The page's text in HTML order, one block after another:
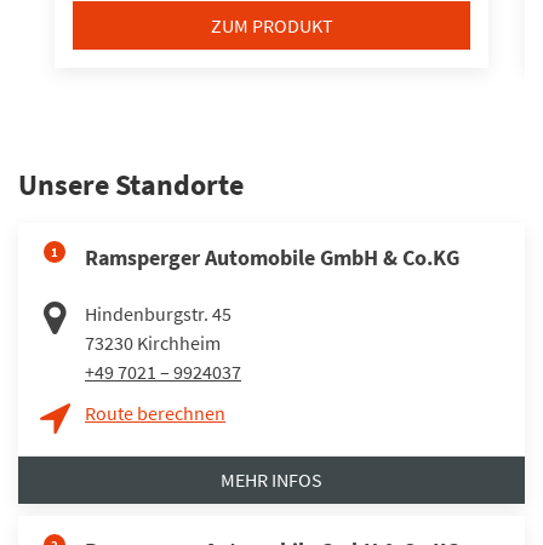
ZUM PRODUKT
Unsere Standorte
1 Ramsperger Automobile GmbH & Co.KG
Hindenburgstr. 45
73230 Kirchheim
+49 7021 – 9924037
Route berechnen
MEHR INFOS